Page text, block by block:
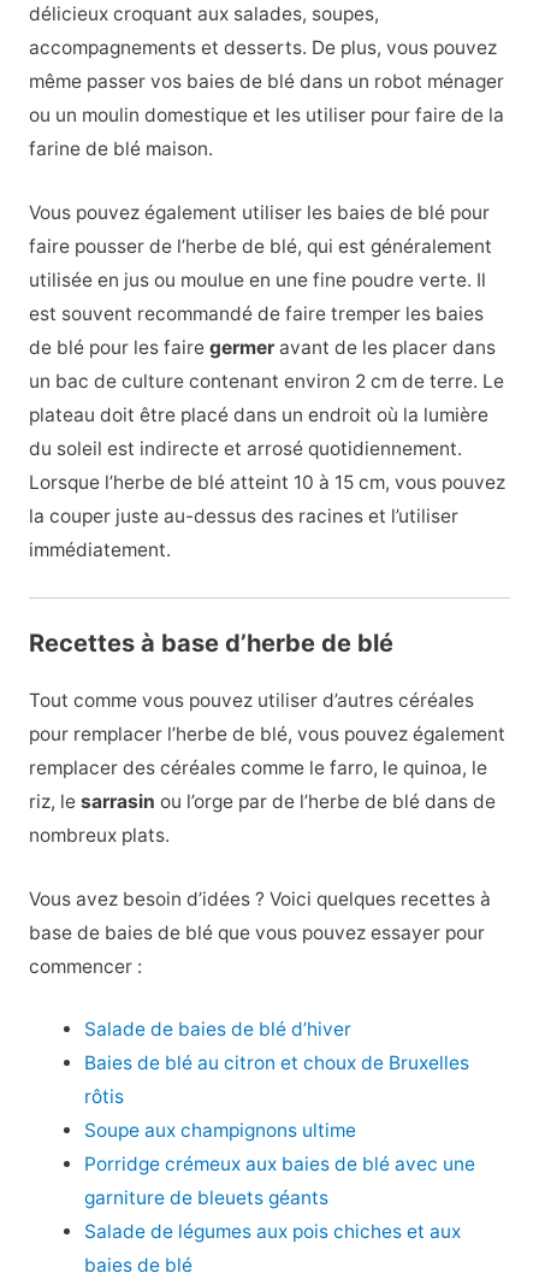
délicieux croquant aux salades, soupes,
accompagnements et desserts. De plus, vous pouvez
même passer vos baies de blé dans un robot ménager
ou un moulin domestique et les utiliser pour faire de la
farine de blé maison.
Vous pouvez également utiliser les baies de blé pour
faire pousser de l’herbe de blé, qui est généralement
utilisée en jus ou moulue en une fine poudre verte. Il
est souvent recommandé de faire tremper les baies
de blé pour les faire germeravant de les placer dans
un bac de culture contenant environ 2 cm de terre. Le
plateau doit être placé dans un endroit où la lumière
du soleil est indirecte et arrosé quotidiennement.
Lorsque l’herbe de blé atteint 10 à 15 cm, vous pouvez
la couper juste au-dessus des racines et l’utiliser
immédiatement.
Recettes à base d’herbe de blé
Tout comme vous pouvez utiliser d’autres céréales
pour remplacer l’herbe de blé, vous pouvez également
remplacer des céréales comme le farro, le quinoa, le
riz, le sarrasin ou l’orge par de l’herbe de blé dans de
nombreux plats.
Vous avez besoin d’idées ? Voici quelques recettes à
base de baies de blé que vous pouvez essayer pour
commencer :
Salade de baies de blé d’hiver
Baies de blé au citron et choux de Bruxelles
rôtis
Soupe aux champignons ultime
Porridge crémeux aux baies de blé avec une
garniture de bleuets géants
Salade de légumes aux pois chiches et aux
baies de blé